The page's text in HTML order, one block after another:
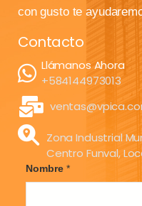
con gusto te
Contacto
Llámanos Ahora
+584144973013
Zona Industrial
Centro Funval,
Nombre *